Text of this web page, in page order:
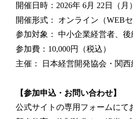
開催日時：2026年 6月 22日（月
開催形式： オンライン（WEB
参加対象： 中小企業経営者、
参加費：10,000円（税込）
主催： 日本経営開発協会・関
【参加申込・お問い合わせ】
公式サイトの専用フォームにて